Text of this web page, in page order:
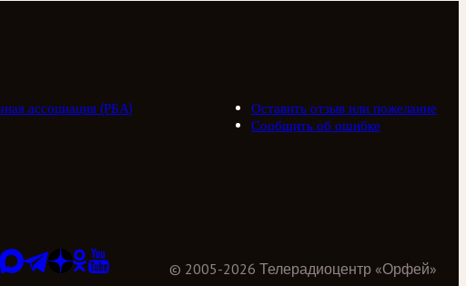
ассоциация (РБА)
Оставить отзыв или пожелание
Сообщить об ошибке
© 2005-2026 Телерадиоцентр «Орфей»